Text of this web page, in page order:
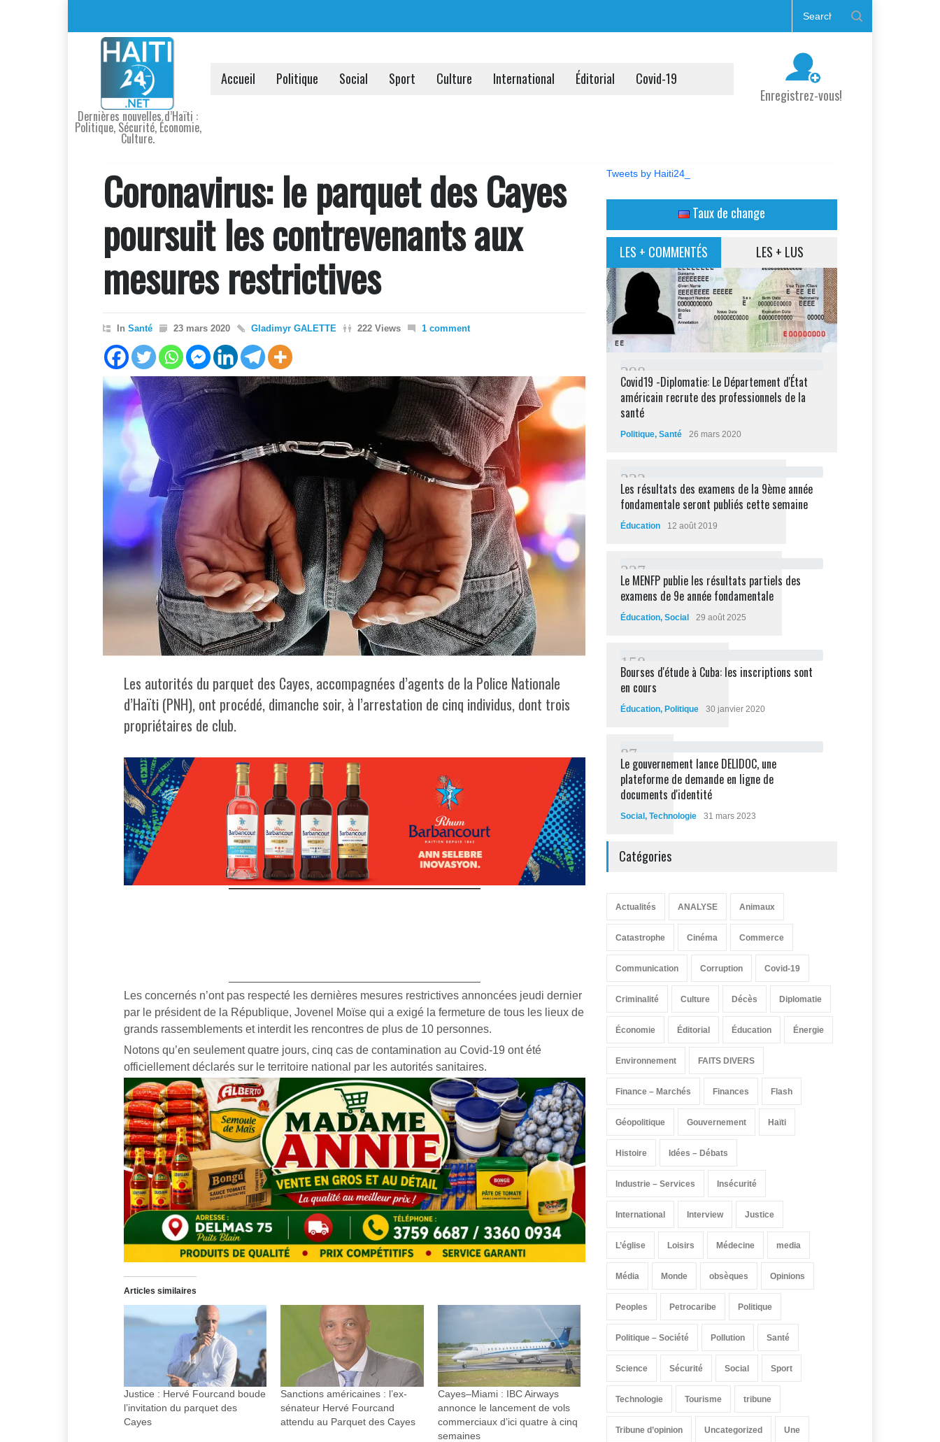
Dernières nouvelles d’Haïti :
Politique, Sécurité, Économie,
Culture.
Accueil Politique Social Sport Culture International Éditorial
Covid-19
Enregistrez-vous!
Coronavirus: le parquet des Cayes
poursuit les contrevenants aux
mesures restrictives
In Santé 23 mars 2020 Gladimyr GALETTE 222 Views 1 comment
Les autorités du parquet des Cayes, accompagnées d’agents de la Police Nationale
d’Haïti (PNH), ont procédé, dimanche soir, à l’arrestation de cinq individus, dont trois
propriétaires de club.
Les concernés n’ont pas respecté les dernières mesures restrictives annoncées jeudi dernier
par le président de la République, Jovenel Moïse qui a exigé la fermeture de tous les lieux de
grands rassemblements et interdit les rencontres de plus de 10 personnes.
Notons qu’en seulement quatre jours, cinq cas de contamination au Covid-19 ont été
officiellement déclarés sur le territoire national par les autorités sanitaires.
Articles similaires
Justice : Hervé Fourcand boude
l’invitation du parquet des
Cayes
Sanctions américaines : l’ex-
sénateur Hervé Fourcand
attendu au Parquet des Cayes
Cayes–Miami : IBC Airways
annonce le lancement de vols
commerciaux d’ici quatre à cinq
semaines
Tweets by Haiti24_
Taux de change
LES + COMMENTÉS LES + LUS
298
Covid19 -Diplomatie: Le Département d'État
américain recrute des professionnels de la
santé
Politique, Santé 26 mars 2020
232
Les résultats des examens de la 9ème année
fondamentale seront publiés cette semaine
Éducation 12 août 2019
227
Le MENFP publie les résultats partiels des
examens de 9e année fondamentale
Éducation, Social 29 août 2025
1 58
Bourses d'étude à Cuba: les inscriptions sont
en cours
Éducation, Politique 30 janvier 2020
87
Le gouvernement lance DELIDOC, une
plateforme de demande en ligne de
documents d'identité
Social , Technologie 31 mars 2023
Catégories
Actualités ANALYSE Animaux
Catastrophe Cinéma Commerce
Communication Corruption Covid-19
Criminalité Culture Décès Diplomatie
Économie Éditorial Éducation Énergie
Environnement FAITS DIVERS
Finance – Marchés Finances Flash
Géopolitique Gouvernement Haïti
Histoire Idées – Débats
Industrie – Services Insécurité
International Interview Justice
L’église Loisirs Médecine media
Média Monde obsèques Opinions
Peoples Petrocaribe Politique
Politique – Société Pollution Santé
Science Sécurité Social Sport
Technologie Tourisme tribune
Tribune d’opinion Uncategorized Une